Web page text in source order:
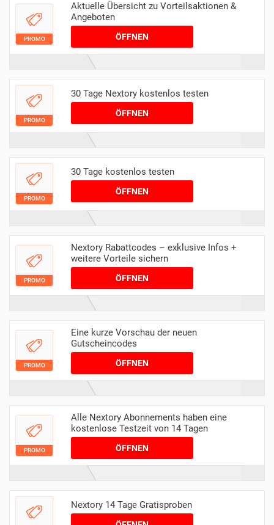
PROMO
Aktuelle Übersicht zu Vorteilsaktionen &
Angeboten
ÖFFNEN
PROMO
30 Tage Nextory kostenlos testen
ÖFFNEN
PROMO
30 Tage kostenlos testen
ÖFFNEN
PROMO
Nextory Rabattcodes – exklusive Infos +
weitere Vorteile sichern
ÖFFNEN
PROMO
Eine kurze Vorschau der neuen
Gutscheincodes
ÖFFNEN
PROMO
Alle Nextory Abonnements haben eine
kostenlose Testzeit von 14 Tagen
ÖFFNEN
Nextory 14 Tage Gratisproben